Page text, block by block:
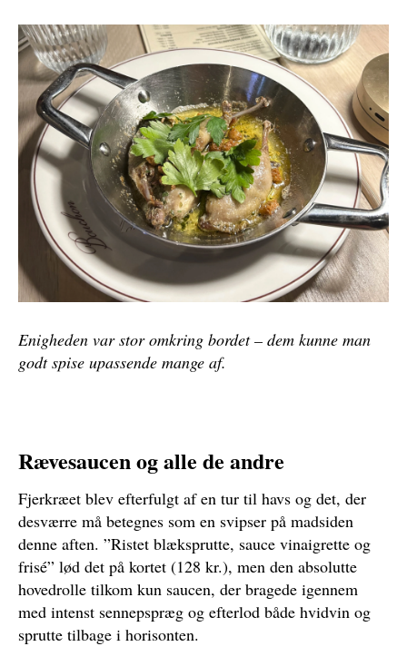
Enigheden var stor omkring bordet – dem kunne man
godt spise upassende mange af.
Rævesaucen og alle de andre
Fjerkræet blev efterfulgt af en tur til havs og det, der
desværre må betegnes som en svipser på madsiden
denne aften. ”Ristet blæksprutte, sauce vinaigrette og
frisé” lød det på kortet (128 kr.), men den absolutte
hovedrolle tilkom kun saucen, der bragede igennem
med intenst sennepspræg og efterlod både hvidvin og
sprutte tilbage i horisonten.